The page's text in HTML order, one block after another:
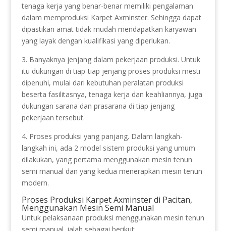
tenaga kerja yang benar-benar memiliki pengalaman
dalam memproduksi Karpet Axminster. Sehingga dapat
dipastikan amat tidak mudah mendapatkan karyawan
yang layak dengan kualifikasi yang diperlukan.
3. Banyaknya jenjang dalam pekerjaan produksi. Untuk
itu dukungan di tiap-tiap jenjang proses produksi mesti
dipenuhi, mulai dari kebutuhan peralatan produksi
beserta fasilitasnya, tenaga kerja dan keahliannya, juga
dukungan sarana dan prasarana di tiap jenjang
pekerjaan tersebut.
4. Proses produksi yang panjang. Dalam langkah-
langkah ini, ada 2 model sistem produksi yang umum
dilakukan, yang pertama menggunakan mesin tenun
semi manual dan yang kedua menerapkan mesin tenun
modern.
Proses Produksi Karpet Axminster di Pacitan,
Menggunakan Mesin Semi Manual
Untuk pelaksanaan produksi menggunakan mesin tenun